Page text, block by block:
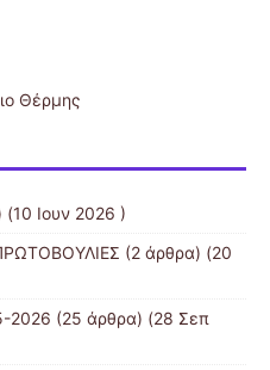
Θέρμης
(10 Ιουν 2026 )
(2 άρθρα) (20
2026 (25 άρθρα) (28 Σεπ